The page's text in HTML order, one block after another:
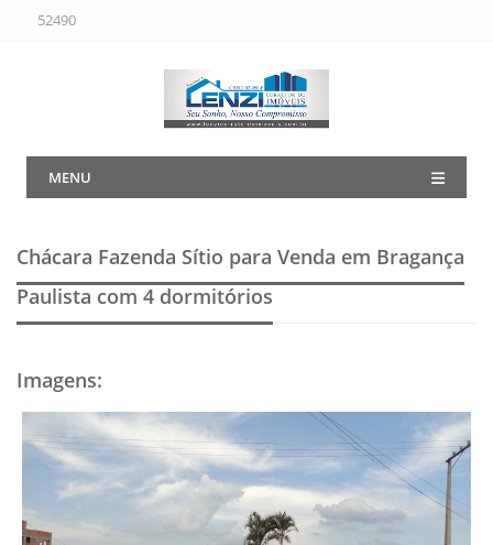
52490
MENU
Chácara Fazenda Sítio para Venda em Bragança
Paulista com 4 dormitórios
Imagens: